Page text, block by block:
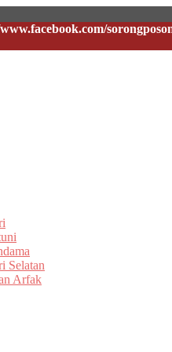
Selatan
Arfak